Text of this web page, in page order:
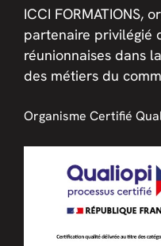
ICCI FORMATIONS,
partenaire privilégié
réunionnaises dans la
des métiers du
Organisme Certifié